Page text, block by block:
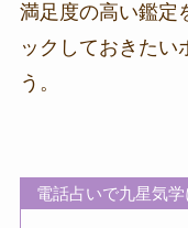
満足度の高い鑑定
ックしておきたい
う。
電話占いで九星気